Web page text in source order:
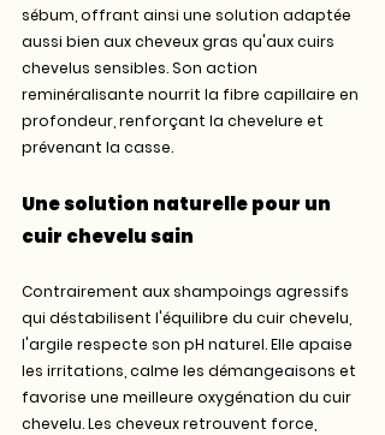
sébum, offrant ainsi une solution adaptée
aussi bien aux cheveux gras qu'aux cuirs
chevelus sensibles. Son action
reminéralisante nourrit la fibre capillaire en
profondeur, renforçant la chevelure et
prévenant la casse.
Une solution naturelle pour un
cuir chevelu sain
Contrairement aux shampoings agressifs
qui déstabilisent l'équilibre du cuir chevelu,
l'argile respecte son pH naturel. Elle apaise
les irritations, calme les démangeaisons et
favorise une meilleure oxygénation du cuir
chevelu. Les cheveux retrouvent force,